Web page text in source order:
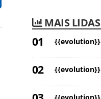
MAIS LIDAS
{{evolution}}
{{evolution}}